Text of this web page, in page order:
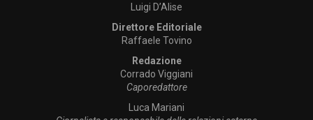
Luigi D’Alise
Direttore Editoriale
Raffaele Tovino
Redazione
Corrado Viggiani
Caporedattore
Luca Mariani